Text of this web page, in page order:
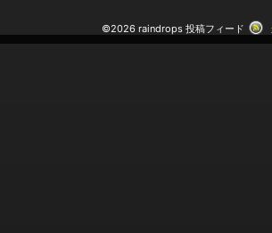
©2026 raindrops 投稿フィード